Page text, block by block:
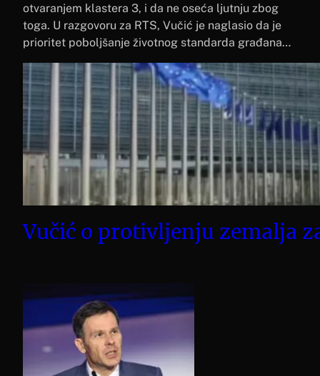
otvaranjem klastera 3, i da ne oseća ljutnju zbog
toga. U razgovoru za RTS, Vučić je naglasio da je
prioritet poboljšanje životnog standarda građana…
Vučić o protivljenju zemalja